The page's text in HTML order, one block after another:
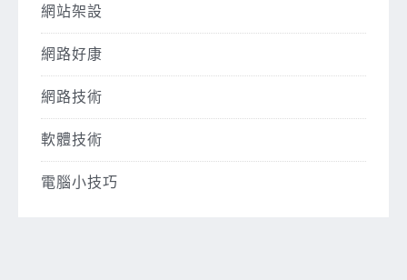
網站架設
網路好康
網路技術
軟體技術
電腦小技巧